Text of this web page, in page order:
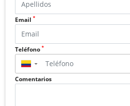
Email *
Teléfono *
▼
Comentarios